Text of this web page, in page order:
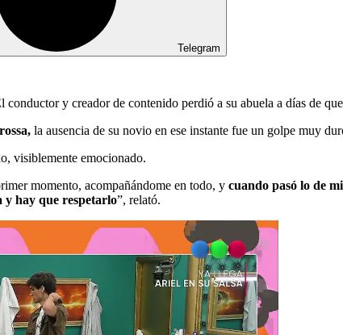
Telegram
conductor y creador de contenido perdió a su abuela a días de que
la ausencia de su novio en ese instante fue un golpe muy
visiblemente emocionado.
momento, acompañándome en todo, y cuando pasó lo de
y hay que respetarlo”, relató.